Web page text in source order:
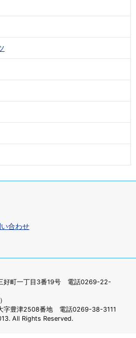
合わせ
好町一丁目3番19号 電話0269-22-
豊津2508番地 電話0269-38-3111
All Rights Reserved.